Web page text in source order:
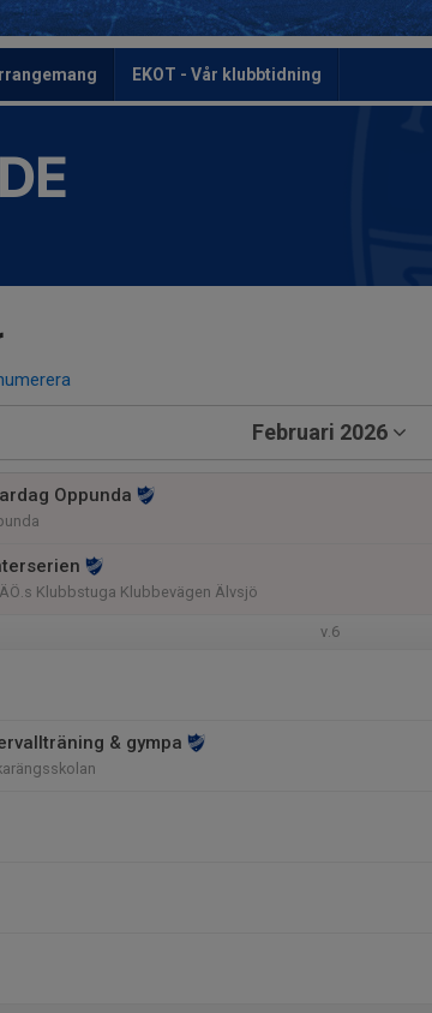
EKOT - Vår klubbtidning
Februari 2026
Oppunda
Klubbstuga Klubbevägen Älvsjö
v.6
& gympa